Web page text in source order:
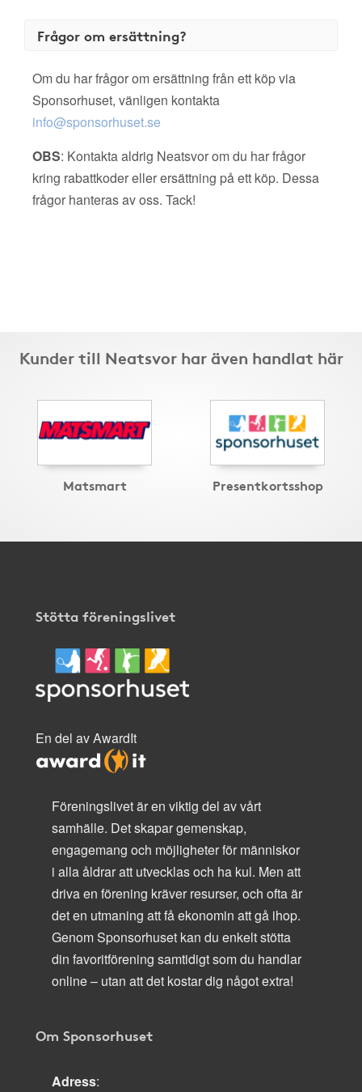
Frågor om ersättning?
Om du har frågor om ersättning från ett köp via
Sponsorhuset, vänligen kontakta
info@sponsorhuset.se
OBS: Kontakta aldrig Neatsvor om du har frågor
kring rabattkoder eller ersättning på ett köp. Dessa
frågor hanteras av oss. Tack!
Kunder till Neatsvor har även handlat här
Matsmart Presentkortsshop
Stötta föreningslivet
En del av AwardIt
Föreningslivet är en viktig del av vårt
samhälle. Det skapar gemenskap,
engagemang och möjligheter för människor
i alla åldrar att utvecklas och ha kul. Men att
driva en förening kräver resurser, och ofta är
det en utmaning att få ekonomin att gå ihop.
Genom Sponsorhuset kan du enkelt stötta
din favoritförening samtidigt som du handlar
online – utan att det kostar dig något extra!
Om Sponsorhuset
Adress: